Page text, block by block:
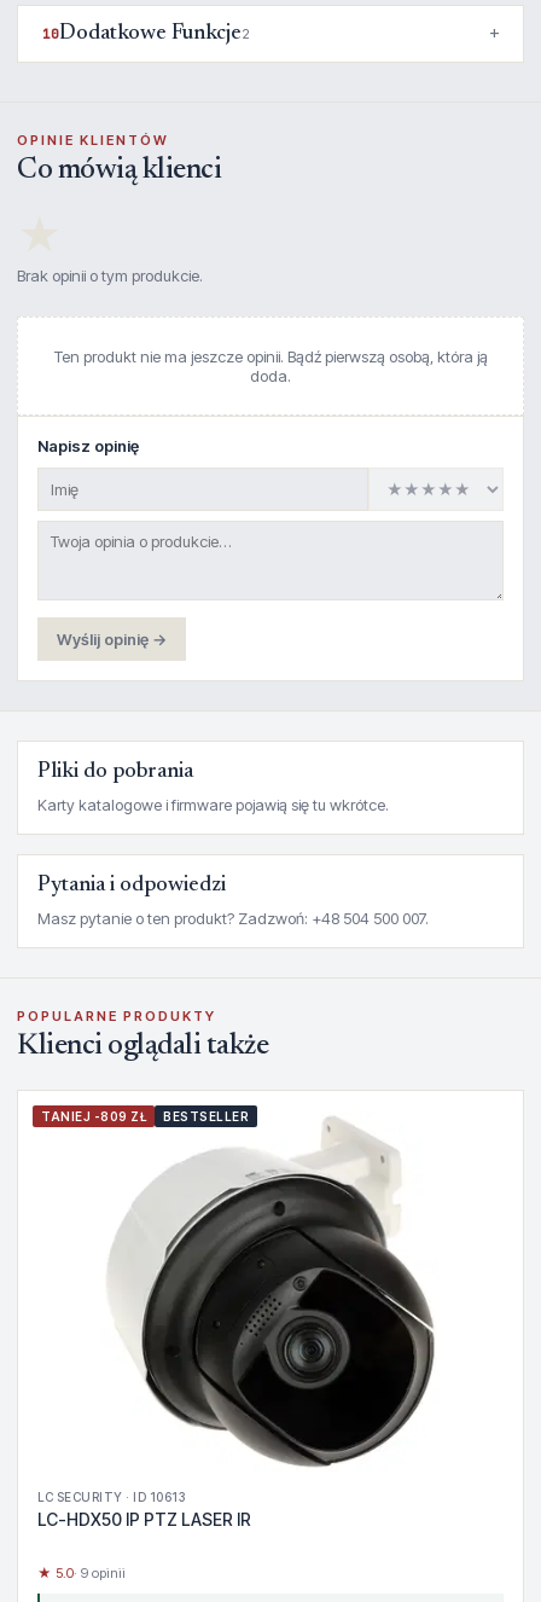
10Dodatkowe Funkcje2
OPINIE KLIENTÓW
Co mówią klienci
Brak opinii o tym produkcie.
Ten produkt nie ma jeszcze opinii. Bądź pierwszą osobą, która ją
doda.
Napisz opinię
Wyślij opinię →
Pliki do pobrania
Karty katalogowe i firmware pojawią się tu wkrótce.
Pytania i odpowiedzi
Masz pytanie o ten produkt? Zadzwoń: +48 504 500 007.
POPULARNE PRODUKTY
Klienci oglądali także
TANIEJ -809 ZŁ BESTSELLER
LC SECURITY · ID 10613
LC-HDX50 IP PTZ LASER IR
★ 5.0· 9 opinii